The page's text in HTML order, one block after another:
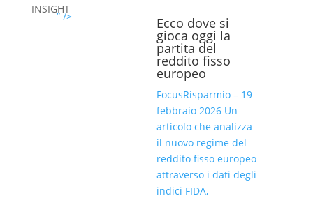
INSIGHT
” /> Ecco dove si
gioca oggi la
partita del
reddito fisso
europeo
FocusRisparmio – 19
febbraio 2026 Un
articolo che analizza
il nuovo regime del
reddito fisso europeo
attraverso i dati degli
indici FIDA,